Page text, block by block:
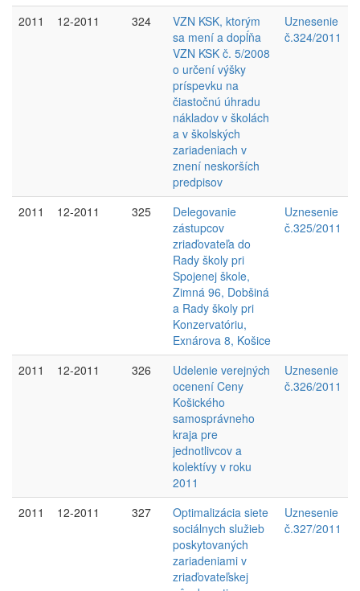
2011 12-2011 324
VZN KSK, ktorým
sa mení a dopĺňa
VZN KSK č. 5/2008
o určení výšky
príspevku na
čiastočnú úhradu
nákladov v školách
a v školských
zariadeniach v
znení neskorších
predpisov
Uznesenie
č.324/2011
2011 12-2011 325
Delegovanie
zástupcov
zriaďovateľa do
Rady školy pri
Spojenej škole,
Zimná 96, Dobšiná
a Rady školy pri
Konzervatóriu,
Exnárova 8, Košice
Uznesenie
č.325/2011
2011 12-2011 326
Udelenie verejných
ocenení Ceny
Košického
samosprávneho
kraja pre
jednotlivcov a
kolektívy v roku
2011
Uznesenie
č.326/2011
2011 12-2011 327
Optimalizácia siete
sociálnych služieb
poskytovaných
zariadeniami v
zriaďovateľskej
Uznesenie
č.327/2011